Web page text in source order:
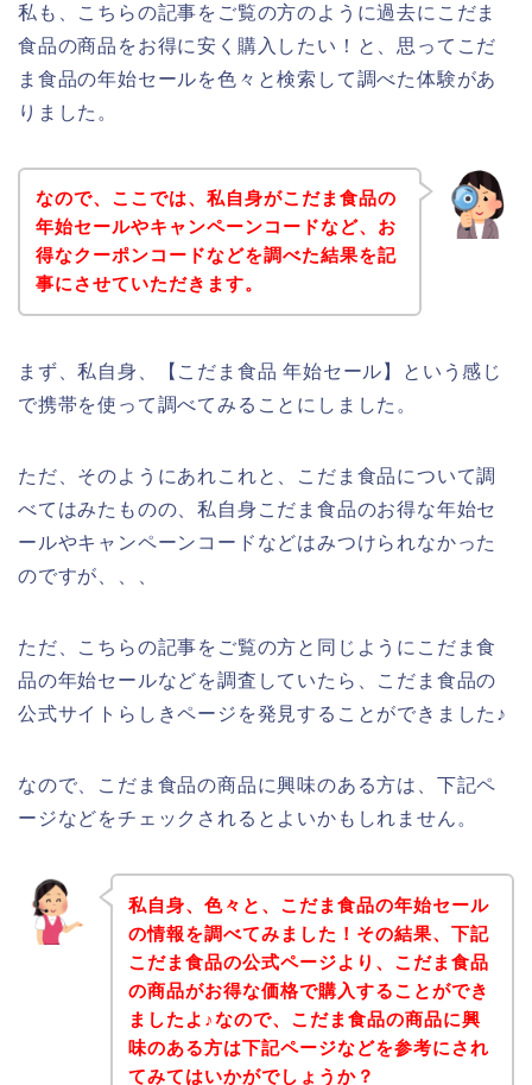
私も、こちらの記事をご覧の方のように過去にこだま
食品の商品をお得に安く購入したい！と、思ってこだ
ま食品の年始セールを色々と検索して調べた体験があ
りました。
なので、ここでは、私自身がこだま食品の
年始セールやキャンペーンコードなど、お
得なクーポンコードなどを調べた結果を記
事にさせていただきます。
まず、私自身、【こだま食品 年始セール】という感じ
で携帯を使って調べてみることにしました。
ただ、そのようにあれこれと、こだま食品について調
べてはみたものの、私自身こだま食品のお得な年始セ
ールやキャンペーンコードなどはみつけられなかった
のですが、、、
ただ、こちらの記事をご覧の方と同じようにこだま食
品の年始セールなどを調査していたら、こだま食品の
公式サイトらしきページを発見することができました♪
なので、こだま食品の商品に興味のある方は、下記ペ
ージなどをチェックされるとよいかもしれません。
私自身、色々と、こだま食品の年始セール
の情報を調べてみました！その結果、下記
こだま食品の公式ページより、こだま食品
の商品がお得な価格で購入することができ
ましたよ♪なので、こだま食品の商品に興
味のある方は下記ページなどを参考にされ
てみてはいかがでしょうか？